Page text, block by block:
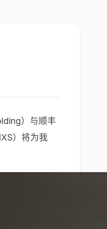
）与顺丰
）将为我